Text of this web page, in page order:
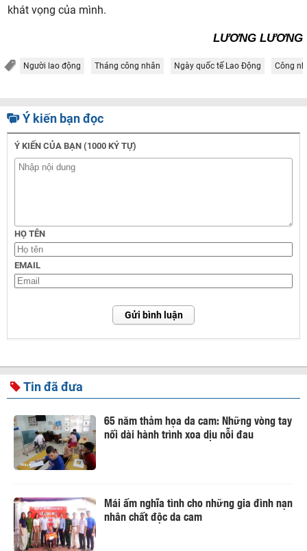
khát vọng của mình.
LƯƠNG LƯƠNG
Người lao động Tháng công nhân Ngày quốc tế Lao Động Công
Ý kiến bạn đọc
Ý KIẾN CỦA BẠN (1000 KÝ TỰ)
HỌ TÊN
EMAIL
Gửi bình luận
Tin đã đưa
65 năm thảm họa da cam: Những vòng tay
nối dài hành trình xoa dịu nỗi đau
Mái ấm nghĩa tình cho những gia đình nạn
nhân chất độc da cam